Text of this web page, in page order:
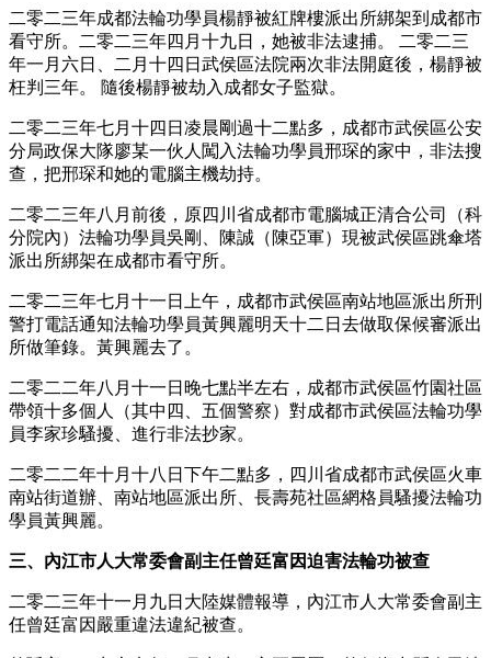
二零二三年成都法輪功學員楊靜被紅牌樓派出所綁架到成都市
看守所。二零二三年四月十九日，她被非法逮捕。 二零二三
年一月六日、二月十四日武侯區法院兩次非法開庭後，楊靜被
枉判三年。 隨後楊靜被劫入成都女子監獄。
二零二三年七月十四日凌晨剛過十二點多，成都市武侯區公安
分局政保大隊廖某一伙人闖入法輪功學員邢琛的家中，非法搜
查，把邢琛和她的電腦主機劫持。
二零二三年八月前後，原四川省成都市電腦城正清合公司（科
分院內）法輪功學員吳剛、陳誠（陳亞軍）現被武侯區跳傘塔
派出所綁架在成都市看守所。
二零二三年七月十一日上午，成都市武侯區南站地區派出所刑
警打電話通知法輪功學員黃興麗明天十二日去做取保候審派出
所做筆錄。黃興麗去了。
二零二二年八月十一日晚七點半左右，成都市武侯區竹園社區
帶領十多個人（其中四、五個警察）對成都市武侯區法輪功學
員李家珍騷擾、進行非法抄家。
二零二二年十月十八日下午二點多，四川省成都市武侯區火車
南站街道辦、南站地區派出所、長壽苑社區網格員騷擾法輪功
學員黃興麗。
三、內江市人大常委會副主任曾廷富因迫害法輪功被查
二零二三年十一月九日大陸媒體報導，內江市人大常委會副主
任曾廷富因嚴重違法違紀被查。